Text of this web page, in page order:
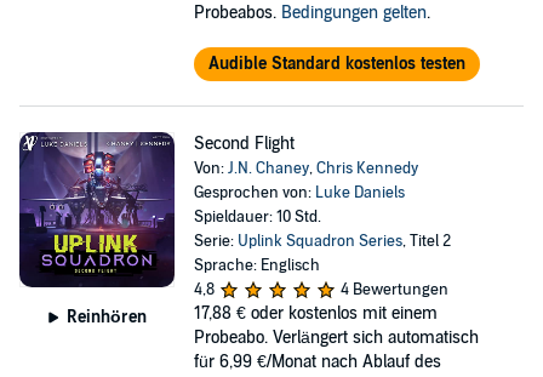
Probeabos. Bedingungen gelten.
Audible Standard kostenlos testen
Reinhören
Second Flight
Von:J.N. Chaney,Chris Kennedy
Gesprochen von: Luke Daniels
Spieldauer: 10 Std.
Serie: Uplink Squadron Series, Titel 2
Sprache: Englisch
4,8
4 Bewertungen
17,88 € oder kostenlos mit einem
Probeabo. Verlängert sich automatisch
für 6,99 €/Monat nach Ablauf des